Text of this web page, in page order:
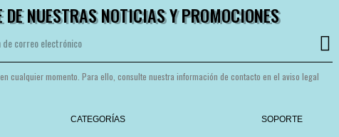
DE NUESTRAS NOTICIAS Y PROMOCIONES
cualquier momento. Para ello, consulte nuestra información de contacto en el aviso legal
CATEGORÍAS SOPORTE